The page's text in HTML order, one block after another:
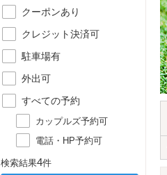
クーポンあり
クレジット決済可
駐車場有
外出可
すべての予約
カップルズ予約可
電話・HP予約可
検索結果4件